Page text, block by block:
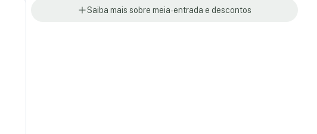
Saiba mais sobre meia-entrada e descontos